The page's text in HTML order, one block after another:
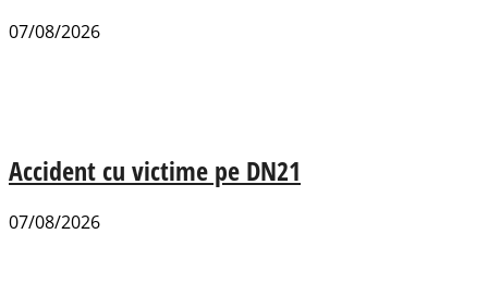
07/08/2026
Accident cu victime pe DN21
07/08/2026